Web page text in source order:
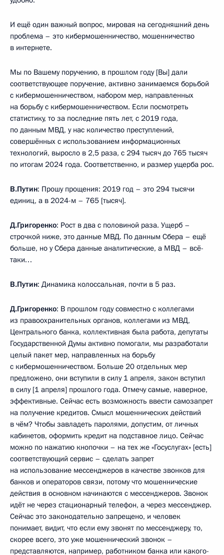
И ещё один важный вопрос, мировая на сегодняшний день
проблема – это кибермошенничество, мошенничество
в интернете.
Мы по Вашему поручению, в прошлом году [Вы] дали
соответствующее поручение, активно занимаемся борьбой
с кибермошенничеством, набором мер, направленных
на борьбу с кибермошенничеством. Если посмотреть
статистику, то за последние пять лет, с 2019 года,
по данным МВД, у нас количество преступлений,
совершённых с использованием информационных
технологий, выросло в 2,5 раза, с 294 тысяч до 765 тысяч
по итогам 2024 года. Соответственно, и размер ущерба рос.
В.Путин: Прошу прощения: 2019 год – это 294 тысячи
единиц, а в 2024-м – 765 [тысяч].
Д.Григоренко: Рост в два с половиной раза. Ущерб –
строчкой ниже, это данные МВД. По данным Сбера – ещё
больше, но у Сбера данные аналитические, а МВД – всё-
таки…
В.Путин: Динамика колоссальная, почти в 5 раз.
Д.Григоренко: В прошлом году совместно с коллегами
из правоохранительных органов, коллегами из МВД,
Центрального банка, коллективная была работа, депутаты
Государственной Думы активно помогали, мы разработали
целый пакет мер, направленных на борьбу
с кибермошенничеством. Больше 20 отдельных мер
предложено, они вступили в силу 1 апреля, закон вступил
в силу [1 апреля] прошлого года. Отмечу самые, наверное,
эффективные. Сейчас есть возможность ввести самозапрет
на получение кредитов. Смысл мошеннических действий
в чём? Чтобы завладеть паролями, допустим, от личных
кабинетов, оформить кредит на подставное лицо. Сейчас
можно по нажатию кнопочки – на тех же «Госуслугах» [есть]
соответствующий сервис – сделать запрет
на использование мессенджеров в качестве звонков для
банков и операторов связи, потому что мошеннические
действия в основном начинаются с мессенджеров. Звонок
идёт не через стационарный телефон, а через мессенджер.
Сейчас это законодательно запрещено, и человек
понимает, видит, что если ему звонят по мессенджеру, то,
скорее всего, это уже мошеннический звонок –
представляются, например, работником банка или какого-